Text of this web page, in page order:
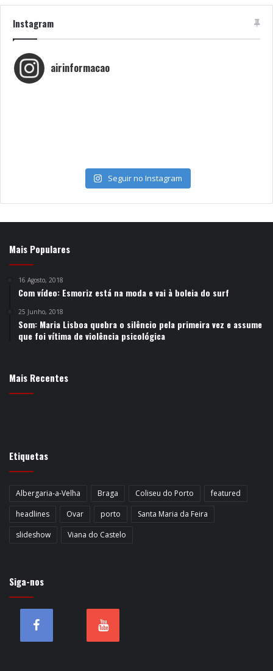
Instagram
airinformacao
Seguir no Instagram
Mais Populares
16 Agosto, 2018
Com vídeo: Esmoriz está na moda e vai à boleia do surf
25 Junho, 2018
Som: Maria Lisboa quebra o silêncio pela primeira vez e assume
que foi vítima de violência psicológica
Mais Recentes
Etiquetas
Albergaria-a-Velha Braga Coliseu do Porto
featured
headlines
Ovar porto
Santa Maria da Feira
slideshow
Viana do Castelo
Siga-nos